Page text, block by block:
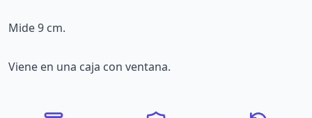
Mide 9 cm.
Viene en una caja con ventana.